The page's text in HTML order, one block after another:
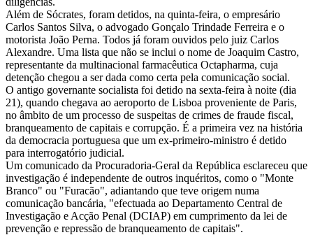
Além de Sócrates, foram detidos, na quinta-feira, o empresário
Carlos Santos Silva, o advogado Gonçalo Trindade Ferreira e o
motorista João Perna. Todos já foram ouvidos pelo juiz Carlos
Alexandre. Uma lista que não se inclui o nome de Joaquim Castro,
representante da multinacional farmacêutica Octapharma, cuja
detenção chegou a ser dada como certa pela comunicação social.
O antigo governante socialista foi detido na sexta-feira à noite (dia
21), quando chegava ao aeroporto de Lisboa proveniente de Paris,
no âmbito de um processo de suspeitas de crimes de fraude fiscal,
branqueamento de capitais e corrupção. É a primeira vez na história
da democracia portuguesa que um ex-primeiro-ministro é detido
para interrogatório judicial.
Um comunicado da Procuradoria-Geral da República esclareceu que
investigação é independente de outros inquéritos, como o "Monte
Branco" ou "Furacão", adiantando que teve origem numa
comunicação bancária, "efectuada ao Departamento Central de
Investigação e Acção Penal (DCIAP) em cumprimento da lei de
prevenção e repressão de branqueamento de capitais".